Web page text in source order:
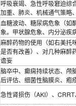
呼吸衰竭、急性呼吸窘迫综
加重、肺炎、机械通气策略
血糖波动、糖尿病危象（如
象。甲状腺危象、内分泌疾
麻醉药物的使用（如右美托
是否有改善）、对几种麻醉
谵妄
脑卒中、癫痫持续状态、颅
后评估、细菌性脑膜炎、疱
急性肾损伤（AKI）、